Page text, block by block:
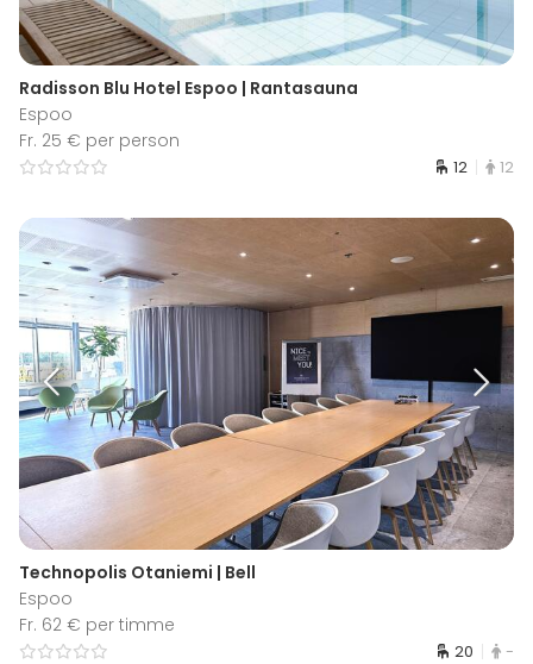
Radisson Blu Hotel Espoo | Rantasauna
Espoo
Fr. 25 € per person
12 12
Technopolis Otaniemi | Bell
Espoo
Fr. 62 € per timme
20 -